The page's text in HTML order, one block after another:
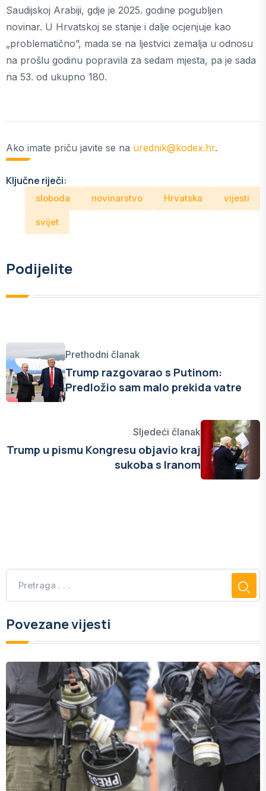
Saudijskoj Arabiji, gdje je 2025. godine pogubljen
novinar. U Hrvatskoj se stanje i dalje ocjenjuje kao
„problematično”, mada se na ljestvici zemalja u odnosu
na prošlu godinu popravila za sedam mjesta, pa je sada
na 53. od ukupno 180.
Ako imate priču javite se na urednik@kodex.hr.
Ključne riječi:
sloboda novinarstvo Hrvatska vijesti
svijet
Podijelite
Prethodni članak
Trump razgovarao s Putinom:
Predložio sam malo prekida vatre
Sljedeći članak
Trump u pismu Kongresu objavio kraj
sukoba s Iranom
Povezane vijesti